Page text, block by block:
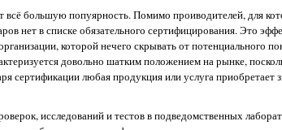
всё большую попуярность. Помимо проиводителей, для
нет в списке обязательного сертифицирования. Это
которой нечего скрывать от потенциального
довольно шатким положением на рынке,
сертификации любая продукция или услуга приобретает
исследований и тестов в подведомственных